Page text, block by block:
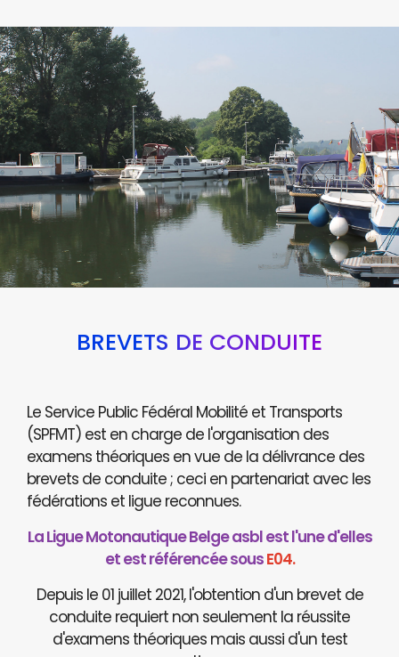
BREVETS DE CONDUITE
Le Service Public Fédéral Mobilité et Transports
(SPFMT) est en charge de l'organisation des
examens théoriques en vue de la délivrance des
brevets de conduite ; ceci en partenariat avec les
fédérations et ligue reconnues.
La Ligue Motonautique Belge asbl est l'une d'elles
et est référencée sousE04.
Depuis le 01 juillet 2021, l'obtention d'un brevet de
conduite requiert non seulement la réussite
d'examens théoriques mais aussi d'un test